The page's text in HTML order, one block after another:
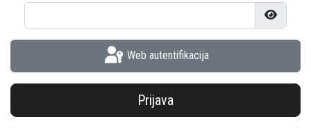
Prikaži
Web autentifikacija
Prijava